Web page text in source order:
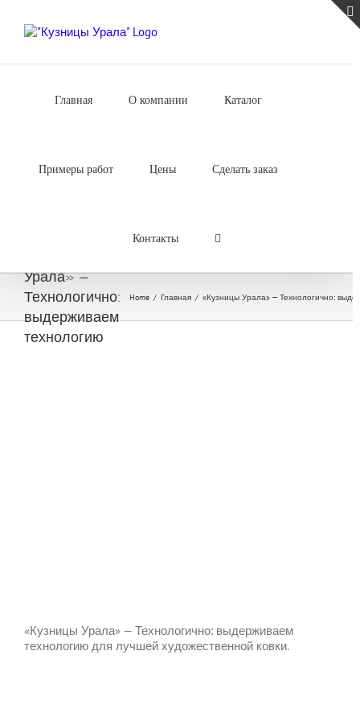
content
Главная О компании Каталог
Примеры работ Цены Сделать заказ
Контакты
Урала» —
Технологично:
выдерживаем
технологию
Home / Главная / «Кузницы Урала» — Технологично:
«Кузницы Урала» — Технологично: выдерживаем
технологию для лучшей художественной ковки.